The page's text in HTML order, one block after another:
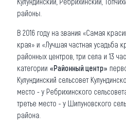
Другие рубрики
районы.
В 2016 году на звания «Самая
края» и «Лучшая частная усадьба
районных центров, три села и 13
категории «Районный центр»
Кулундинский сельсовет
место - у Ребрихинского
третье место - у Шипуновского
района.